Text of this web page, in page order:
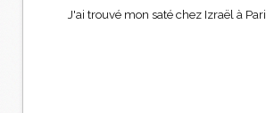
J'ai trouvé mon saté chez Izraël à